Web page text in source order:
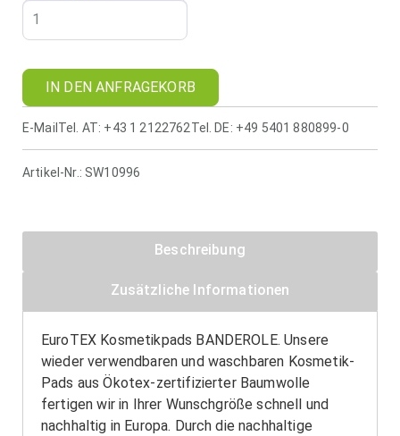
IN DEN ANFRAGEKORB
E-Mail Tel. AT: +43 1 2122762Tel. DE: +49 5401 880899-0
Artikel-Nr.: SW10996
Beschreibung
Zusätzliche Informationen
EuroTEX Kosmetikpads BANDEROLE. Unsere
wieder verwendbaren und waschbaren Kosmetik-
Pads aus Ökotex-zertifizierter Baumwolle
fertigen wir in Ihrer Wunschgröße schnell und
nachhaltig in Europa. Durch die nachhaltige